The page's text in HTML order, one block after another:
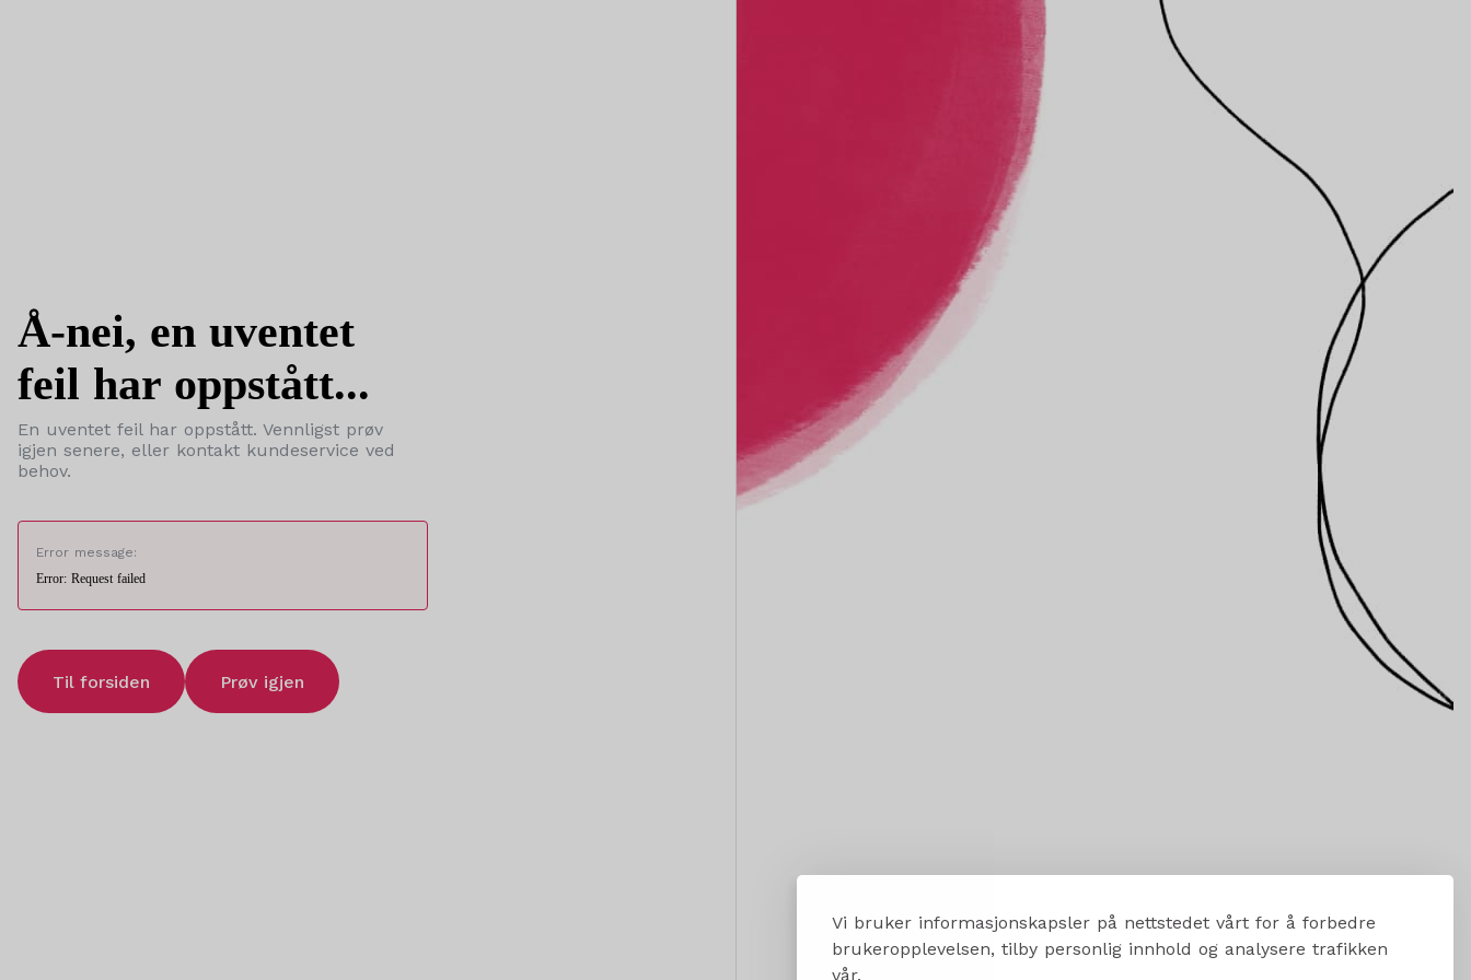
Vi bruker informasjonskapsler på nettstedet vårt for å forbedre
brukeropplevelsen, tilby personlig innhold og analysere trafikken
vår.
Å-nei, en uventet
feil har oppstått...
En uventet feil har oppstått. Vennligst prøv
igjen senere, eller kontakt kundeservice ved
behov.
Error message:
Error: Request failed
Til forsiden Prøv igjen